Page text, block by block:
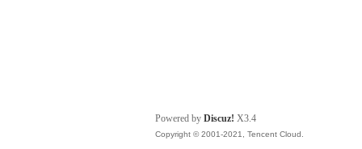
Powered by Discuz! X3.4
Copyright © 2001-2021, Tencent Cloud.